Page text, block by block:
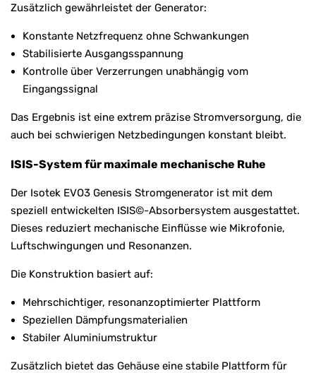
Zusätzlich gewährleistet der Generator:
Konstante Netzfrequenz ohne Schwankungen
Stabilisierte Ausgangsspannung
Kontrolle über Verzerrungen unabhängig vom
Eingangssignal
Das Ergebnis ist eine extrem präzise Stromversorgung, die
auch bei schwierigen Netzbedingungen konstant bleibt.
ISIS-System für maximale mechanische Ruhe
Der Isotek EVO3 Genesis Stromgenerator ist mit dem
speziell entwickelten ISIS©-Absorbersystem ausgestattet.
Dieses reduziert mechanische Einflüsse wie Mikrofonie,
Luftschwingungen und Resonanzen.
Die Konstruktion basiert auf:
Mehrschichtiger, resonanzoptimierter Plattform
Speziellen Dämpfungsmaterialien
Stabiler Aluminiumstruktur
Zusätzlich bietet das Gehäuse eine stabile Plattform für